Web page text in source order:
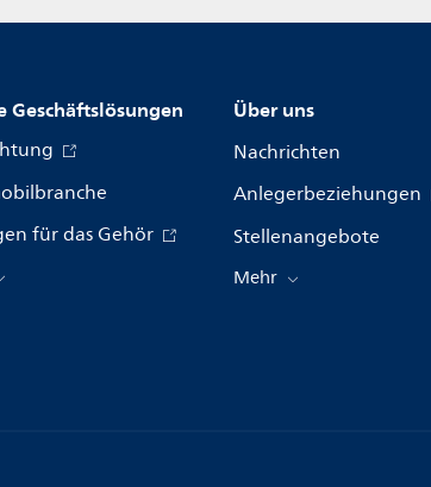
Geschäftslösungen
für das Gehör
Über uns
Nachrichten
Anlegerbeziehungen
Stellenangebote
Mehr